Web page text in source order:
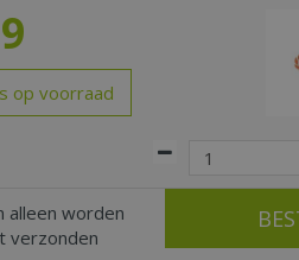
op voorraad
alleen worden
verzonden